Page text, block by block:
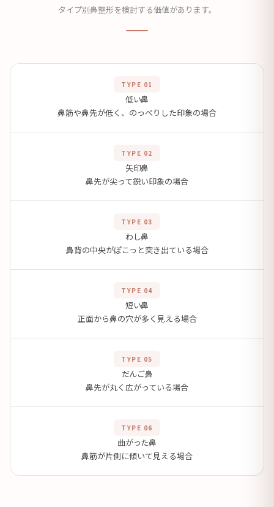
タイプ別鼻整形を検討する価値があります。
TYPE 01
低い鼻
鼻筋や鼻先が低く、のっぺりした印象の場合
TYPE 02
矢印鼻
鼻先が尖って鋭い印象の場合
TYPE 03
わし鼻
鼻背の中央がぽこっと突き出ている場合
TYPE 04
短い鼻
正面から鼻の穴が多く見える場合
TYPE 05
だんご鼻
鼻先が丸く広がっている場合
TYPE 06
曲がった鼻
鼻筋が片側に傾いて見える場合